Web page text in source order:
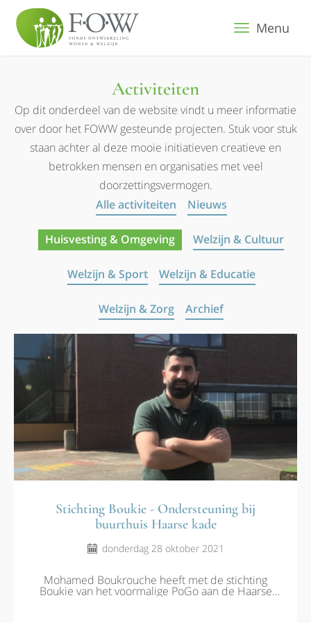
Menu
Activiteiten
Op dit onderdeel van de website vindt u meer informatie
over door het FOWW gesteunde projecten. Stuk voor stuk
staan achter al deze mooie initiatieven creatieve en
betrokken mensen en organisaties met veel
doorzettingsvermogen.
Alle activiteiten
Nieuws
Huisvesting & Omgeving Welzijn & Cultuur
Welzijn & Sport Welzijn & Educatie
Welzijn & Zorg Archief
Stichting Boukie - Ondersteuning bij
buurthuis Haarse kade
donderdag 28 oktober 2021
Mohamed Boukrouche heeft met de stichting
Boukie van het voormalige PoGo aan de Haarse